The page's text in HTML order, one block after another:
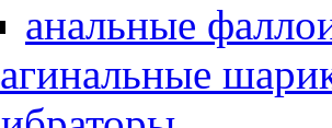
анальные